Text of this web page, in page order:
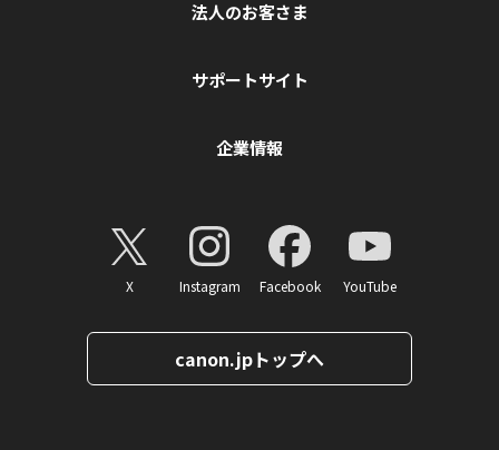
法人のお客さま
サポートサイト
企業情報
X Instagram Facebook YouTube
canon.jpトップへ